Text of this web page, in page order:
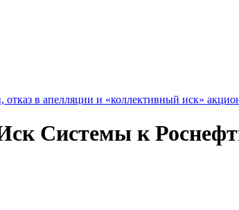
в апелляции и «коллективный иск»
Системы к